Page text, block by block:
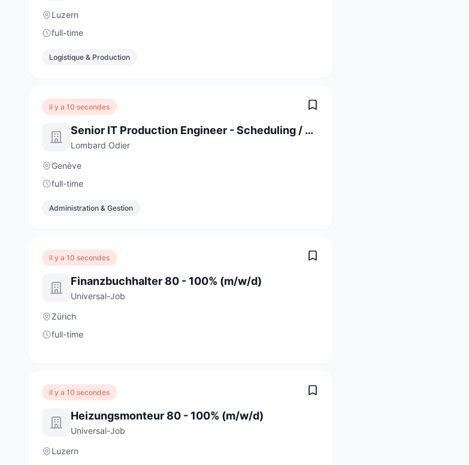
Luzern
full-time
Logistique & Production
il y a 10 secondes
Senior IT Production Engineer - Scheduling / File Transfer / Monitoring (80-100%)
Lombard Odier
Genève
full-time
Administration & Gestion
il y a 10 secondes
Finanzbuchhalter 80 - 100% (m/w/d)
Universal-Job
Zürich
full-time
il y a 10 secondes
Heizungsmonteur 80 - 100% (m/w/d)
Universal-Job
Luzern